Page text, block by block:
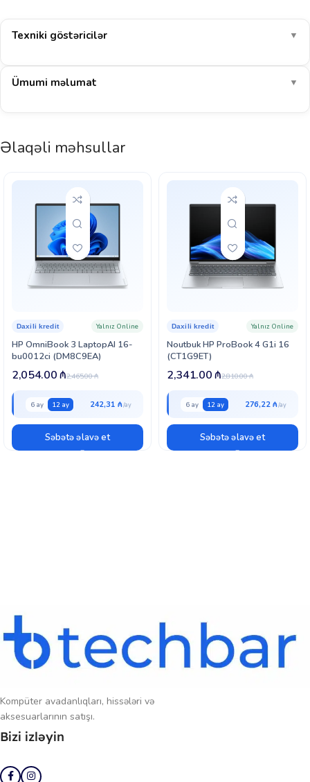
Texniki göstəricilər ▼
Ümumi məlumat ▼
Əlaqəli məhsullar
HP OmniBook 3 LaptopAI 16-
bu0012ci (DM8C9EA)
Daxili kredit Yalnız Online
2,465.00₼
2,054.00₼
6 ay 12 ay 242,31 ₼
Səbətə əlavə et
Noutbuk HP ProBook 4 G1i 16
(CT1G9ET)
Daxili kredit Yalnız Online
2,810.00₼
2,341.00₼
6 ay 12 ay 276,22 ₼
Səbətə əlavə et
Kompüter avadanlıqları, hissələri və
aksesuarlarının satışı.
Bizi izləyin